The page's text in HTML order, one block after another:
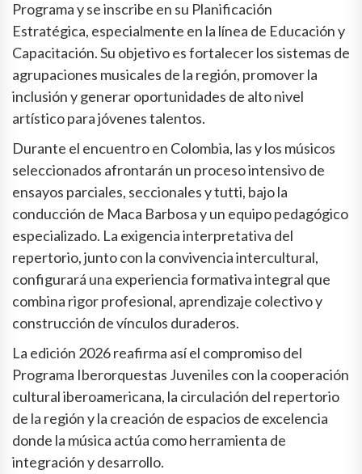
Programa y se inscribe en su Planificación
Estratégica, especialmente en la línea de Educación y
Capacitación. Su objetivo es fortalecer los sistemas de
agrupaciones musicales de la región, promover la
inclusión y generar oportunidades de alto nivel
artístico para jóvenes talentos.
Durante el encuentro en Colombia, las y los músicos
seleccionados afrontarán un proceso intensivo de
ensayos parciales, seccionales y tutti, bajo la
conducción de Maca Barbosa y un equipo pedagógico
especializado. La exigencia interpretativa del
repertorio, junto con la convivencia intercultural,
configurará una experiencia formativa integral que
combina rigor profesional, aprendizaje colectivo y
construcción de vínculos duraderos.
La edición 2026 reafirma así el compromiso del
Programa Iberorquestas Juveniles con la cooperación
cultural iberoamericana, la circulación del repertorio
de la región y la creación de espacios de excelencia
donde la música actúa como herramienta de
integración y desarrollo.